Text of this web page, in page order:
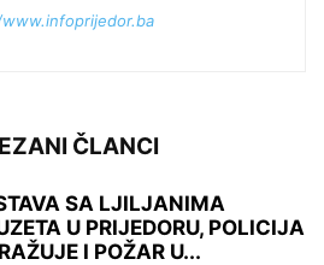
ČLANCI
SA LJILJANIMA
U PRIJEDORU, POLICIJA
I POŽAR U...